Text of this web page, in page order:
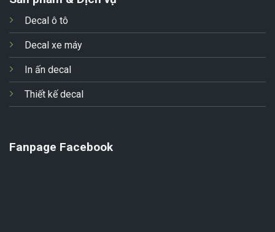
Decal ô tô
Decal xe máy
In ấn decal
Thiết kế decal
Fanpage Facebook